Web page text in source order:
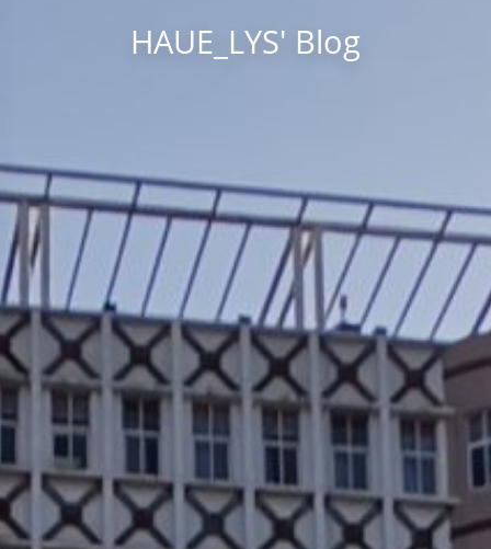
HAUE_LYS' Blog